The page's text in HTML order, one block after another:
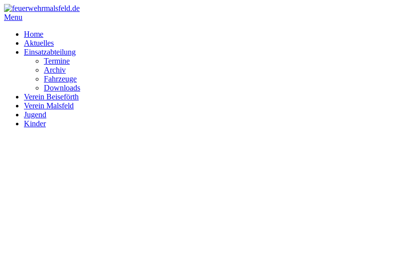
Menu
Home
Aktuelles
Einsatzabteilung
Termine
Archiv
Fahrzeuge
Downloads
Verein Beiseförth
Verein Malsfeld
Jugend
Kinder